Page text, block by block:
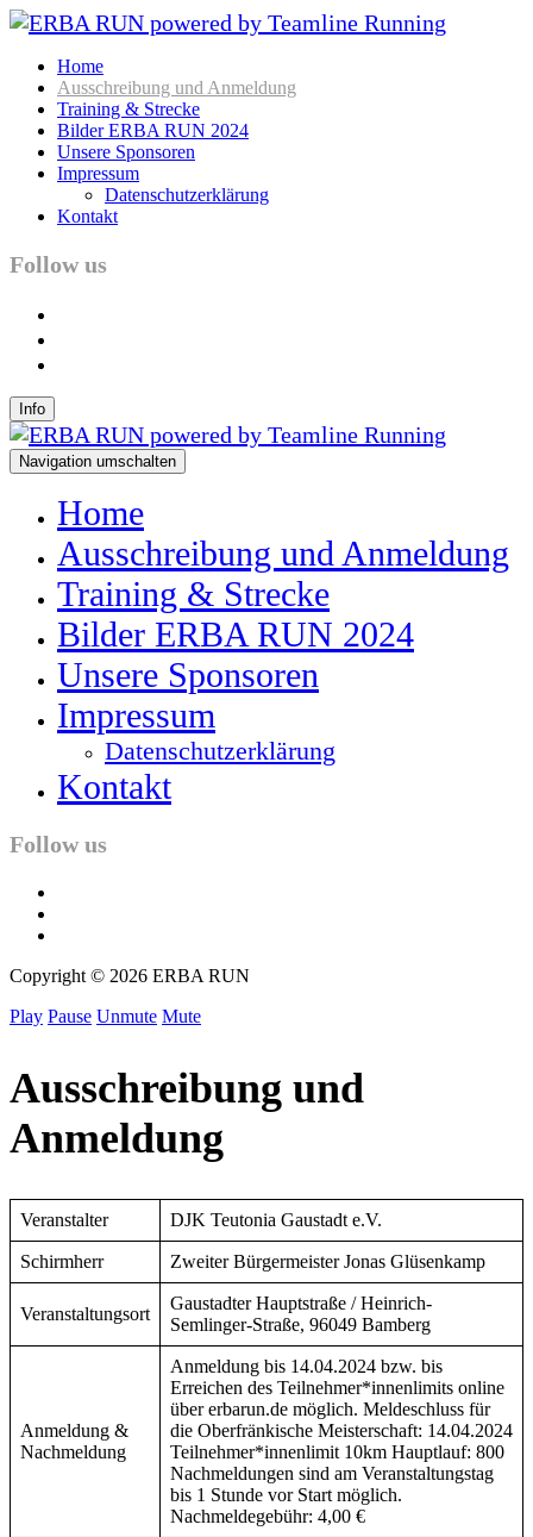
Home
Ausschreibung und Anmeldung
Training & Strecke
Bilder ERBA RUN 2024
Unsere Sponsoren
Impressum
Datenschutzerklärung
Kontakt
Follow us
Info
Navigation umschalten
Home
Ausschreibung und Anmeldung
Training & Strecke
Bilder ERBA RUN 2024
Unsere Sponsoren
Impressum
Datenschutzerklärung
Kontakt
Follow us
Copyright © 2026 ERBA RUN
Play Pause Unmute Mute
Ausschreibung und
Anmeldung
Veranstalter DJK Teutonia Gaustadt e.V.
Schirmherr Zweiter Bürgermeister Jonas Glüsenkamp
Veranstaltungsort
Gaustadter Hauptstraße / Heinrich-
Semlinger-Straße, 96049 Bamberg
Anmeldung &
Nachmeldung
Anmeldung bis 14.04.2024 bzw. bis
Erreichen des Teilnehmer*innenlimits online
über erbarun.de möglich. Meldeschluss für
die Oberfränkische Meisterschaft: 14.04.2024
Teilnehmer*innenlimit 10km Hauptlauf: 800
Nachmeldungen sind am Veranstaltungstag
bis 1 Stunde vor Start möglich.
Nachmeldegebühr: 4,00 €